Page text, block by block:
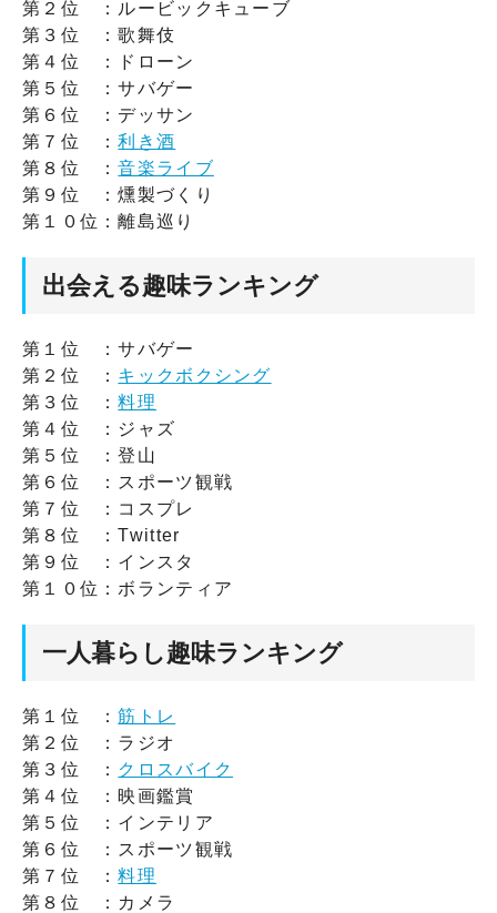
第２位 ：ルービックキューブ
第３位 ：歌舞伎
第４位 ：ドローン
第５位 ：サバゲー
第６位 ：デッサン
第７位 ：利き酒
第８位 ：音楽ライブ
第９位 ：燻製づくり
第１０位：離島巡り
出会える趣味ランキング
第１位 ：サバゲー
第２位 ： キックボクシング
第３位 ：料理
第４位 ：ジャズ
第５位 ：登山
第６位 ：スポーツ観戦
第７位 ：コスプレ
第８位 ：Twitter
第９位 ：インスタ
第１０位：ボランティア
一人暮らし趣味ランキング
第１位 ：筋トレ
第２位 ：ラジオ
第３位 ： クロスバイク
第４位 ：映画鑑賞
第５位 ：インテリア
第６位 ：スポーツ観戦
第７位 ：料理
第８位 ：カメラ